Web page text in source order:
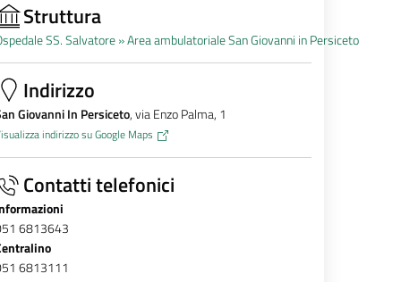
Struttura
SS. Salvatore »Area ambulatoriale San Giovanni in Persiceto
Indirizzo
Giovanni In Persiceto, via Enzo Palma, 1
indirizzo su Google Maps
Contatti telefonici
6813643
6813111